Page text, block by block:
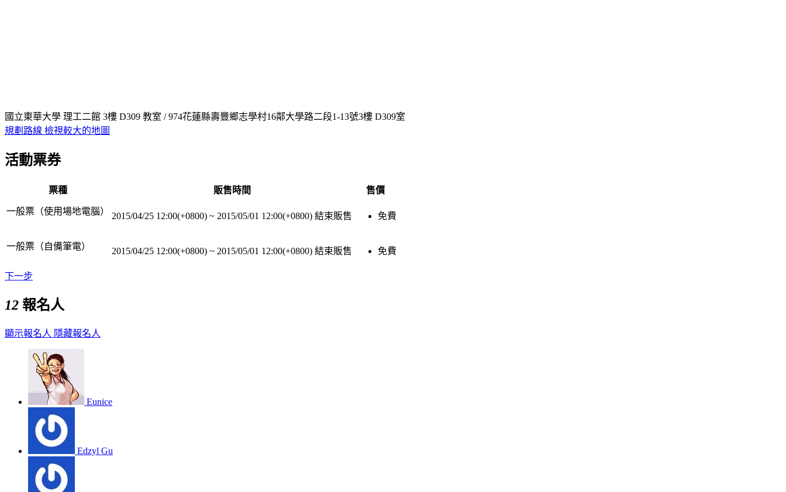
國立東華大學 理工二館 3樓 D309 教室 / 974花蓮縣壽豐鄉志學村16鄰大學路二段1-13號3樓 D309室
規劃路線 檢視較大的地圖
活動票券
票種 販售時間 售價
一般票（使用場地電腦） 2015/04/25 12:00(+0800) ~ 2015/05/01 12:00(+0800) 結束販售 免費
一般票（自備筆電） 2015/04/25 12:00(+0800) ~ 2015/05/01 12:00(+0800) 結束販售 免費
下一步
12 報名人
顯示報名人 隱藏報名人
Eunice
Edzyl Gu